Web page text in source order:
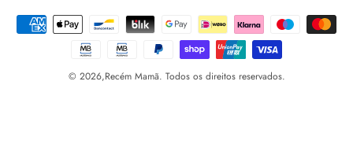
© 2026,Recém Mamã. Todos os direitos reservados.